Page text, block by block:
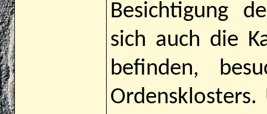
Besichtigung
sich auch die
befinden,